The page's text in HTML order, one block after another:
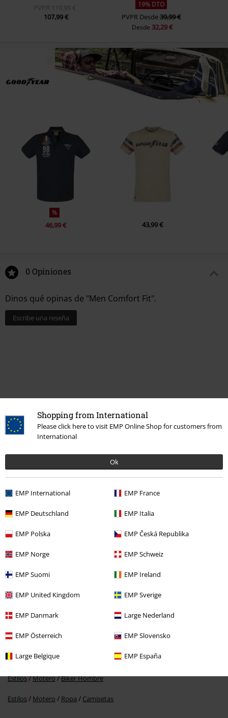
Shopping from International
Please click here to visit EMP Online Shop for customers from
International
Ok
EMP International EMP France
EMP Deutschland EMP Italia
EMP Polska EMP Česká Republika
EMP Norge EMP Schweiz
EMP Suomi EMP Ireland
EMP United Kingdom EMP Sverige
EMP Danmark Large Nederland
EMP Österreich EMP Slovensko
Large Belgique EMP España
PVPR
119,99 €
107,99 €
19% DTO
PVPR Desde39,99 €
Desde32,29 €
%
46,99 € 43,99 €
0 Opiniones
Dinos qué opinas de "Men Comfort Fit".
Escribe una reseña
32,29 €
Más categorías. Más opciones
Ropa Camisetas & Tops Camisetas
Tallas Grandes Camisetas & Tops Camisetas
Ropa & accesorios Camisetas
Estilos Motero Biker Hombre
Estilos Motero Ropa Camisetas